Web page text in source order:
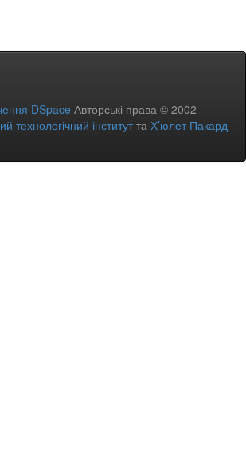
DSpace Авторські права © 2002-
технологічний інститутта Х’юлет Пакард -